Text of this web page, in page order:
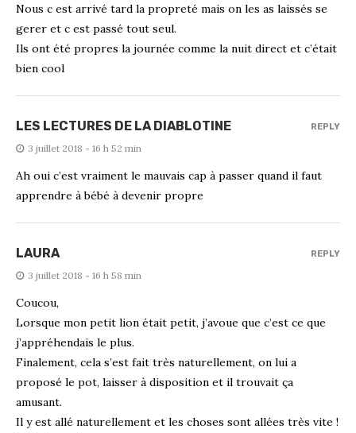
Nous c est arrivé tard la propreté mais on les as laissés se
gerer et c est passé tout seul.
Ils ont été propres la journée comme la nuit direct et c’était
bien cool
LES LECTURES DE LA DIABLOTINE
3 juillet 2018 - 16 h 52 min
Ah oui c’est vraiment le mauvais cap à passer quand il faut
apprendre à bébé à devenir propre
REPLY
LAURA
3 juillet 2018 - 16 h 58 min
Coucou,
Lorsque mon petit lion était petit, j’avoue que c’est ce que
j’appréhendais le plus.
Finalement, cela s’est fait très naturellement, on lui a
proposé le pot, laisser à disposition et il trouvait ça
amusant.
Il y est allé naturellement et les choses sont allées très vite !
REPLY